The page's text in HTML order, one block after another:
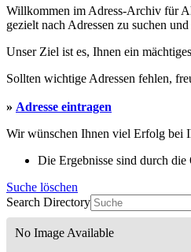
Willkommen im Adress-Archiv für
gezielt nach Adressen zu suchen
Unser Ziel ist es, Ihnen ein
Sollten wichtige Adressen fehlen,
» Adresse eintragen
Wir wünschen Ihnen viel Erfolg bei
Die Ergebnisse sind durch
Suche löschen
Search Directory
No Image Available